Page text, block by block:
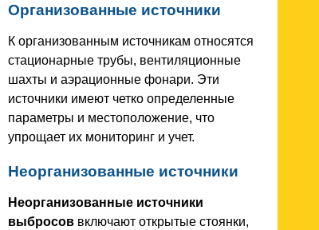
Организованные источники
К организованным источникам относятся
стационарные трубы, вентиляционные
шахты и аэрационные фонари. Эти
источники имеют четко определенные
параметры и местоположение, что
упрощает их мониторинг и учет.
Неорганизованные источники
Неорганизованные источники
выбросов включают открытые стоянки,